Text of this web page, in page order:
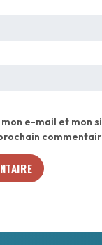
e-mail et mon